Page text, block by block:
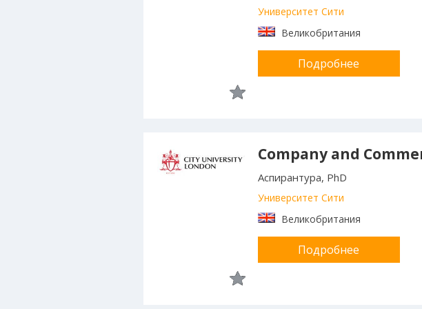
Университет Сити
Великобритания
Подробнее
Company and
Аспирантура, PhD
Университет Сити
Великобритания
Подробнее